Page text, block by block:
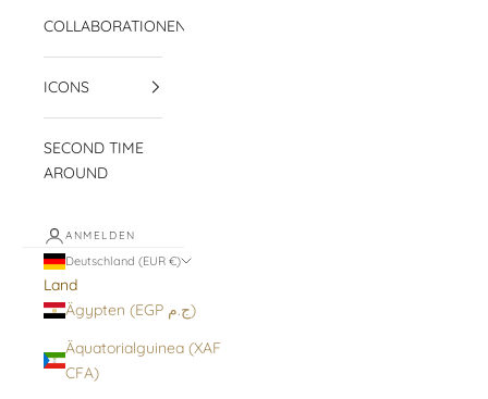
COLLABORATIONEN
ICONS
SECOND TIME
AROUND
ANMELDEN
Deutschland (EUR €)
Land
Ägypten (EGP ج.م)
Äquatorialguinea (XAF
CFA)